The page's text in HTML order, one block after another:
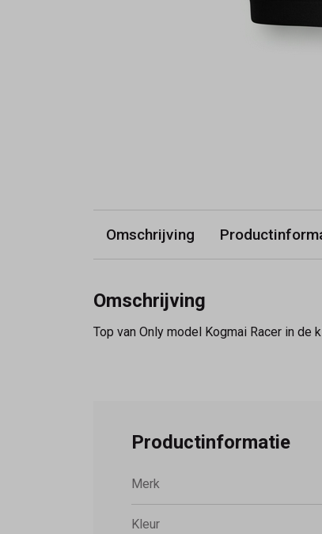
Omschrijving
Omschrijving
Top van Only model Kogmai Racer in de
Productinformatie
Merk
Kleur